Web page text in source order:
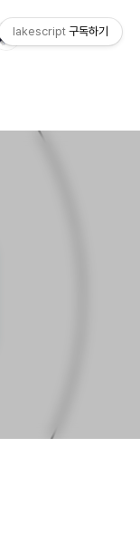
lakescript 구독하기